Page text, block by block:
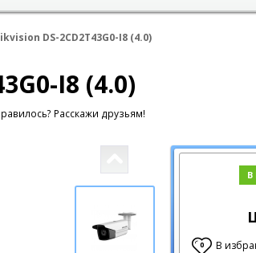
DS-2CD2T43G0-I8 (4.0)
I8 (4.0)
Расскажи друзьям!
0 В